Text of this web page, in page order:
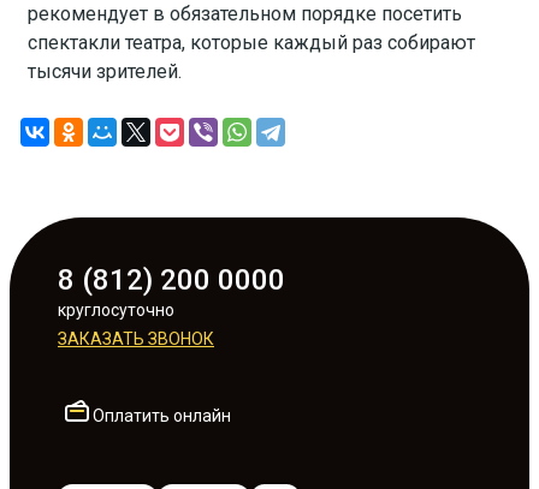
рекомендует в обязательном порядке посетить
спектакли театра, которые каждый раз собирают
тысячи зрителей.
8 (812) 200 0000
круглосуточно
ЗАКАЗАТЬ ЗВОНОК
Оплатить онлайн